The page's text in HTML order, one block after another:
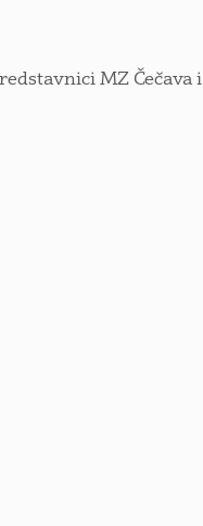
MZ Čečava i